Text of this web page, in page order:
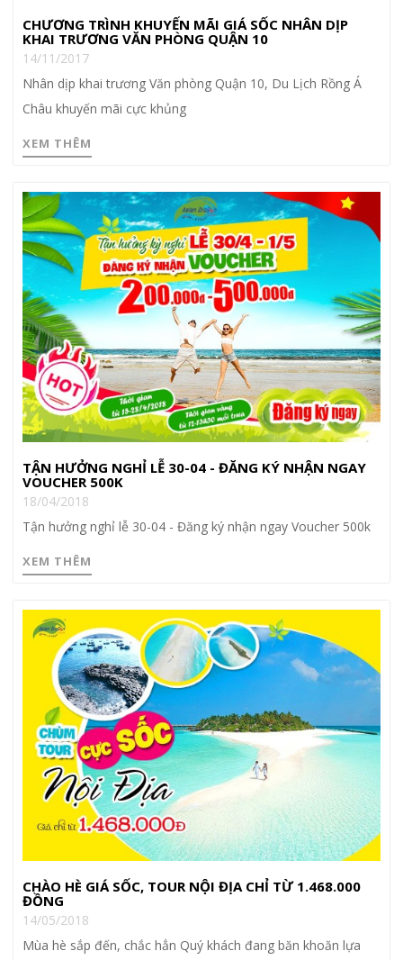
CHƯƠNG TRÌNH KHUYẾN MÃI GIÁ SỐC NHÂN DỊP
KHAI TRƯƠNG VĂN PHÒNG QUẬN 10
14/11/2017
Nhân dịp khai trương Văn phòng Quận 10, Du Lịch Rồng Á
Châu khuyến mãi cực khủng
XEM THÊM
TẬN HƯỞNG NGHỈ LỄ 30-04 - ĐĂNG KÝ NHẬN NGAY
VOUCHER 500K
18/04/2018
Tận hưởng nghỉ lễ 30-04 - Đăng ký nhận ngay Voucher 500k
XEM THÊM
CHÀO HÈ GIÁ SỐC, TOUR NỘI ĐỊA CHỈ TỪ 1.468.000
ĐỒNG
14/05/2018
Mùa hè sắp đến, chắc hẳn Quý khách đang băn khoăn lựa